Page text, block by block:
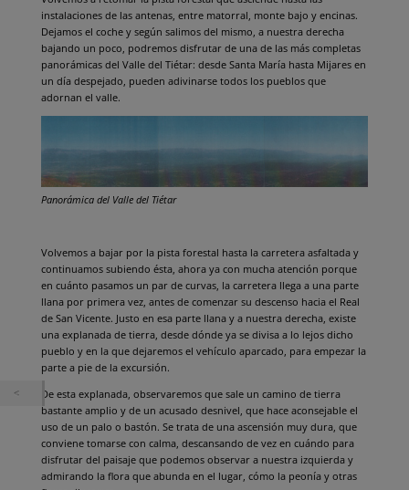
instalaciones de las antenas, entre matorral, monte bajo y encinas.
Dejamos el coche y según salimos del mismo, a nuestra derecha
bajando un poco, podremos disfrutar de una de las más completas
panorámicas del Valle del Tiétar: desde Santa María hasta Mijares en
un día despejado, pueden adivinarse todos los pueblos que
adornan el valle.
Panorámica del Valle del Tiétar
Volvemos a bajar por la pista forestal hasta la carretera asfaltada y
continuamos subiendo ésta, ahora ya con mucha atención porque
en cuánto pasamos un par de curvas, la carretera llega a una parte
llana por primera vez, antes de comenzar su descenso hacia el Real
de San Vicente. Justo en esa parte llana y a nuestra derecha, existe
una explanada de tierra, desde dónde ya se divisa a lo lejos dicho
pueblo y en la que dejaremos el vehículo aparcado, para empezar la
parte a pie de la excursión.
De esta explanada, observaremos que sale un camino de tierra
bastante amplio y de un acusado desnivel, que hace aconsejable el
uso de un palo o bastón. Se trata de una ascensión muy dura, que
conviene tomarse con calma, descansando de vez en cuándo para
disfrutar del paisaje que podemos observar a nuestra izquierda y
admirando la flora que abunda en el lugar, cómo la peonía y otras